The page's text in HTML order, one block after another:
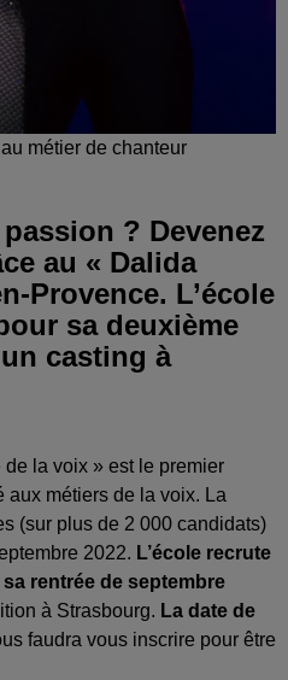
métier de chanteur
? Devenez
au « Dalida
Provence. L’école
sa deuxième
casting à
de la voix » est le premier
métiers de la voix. La
(sur plus de 2 000 candidats)
2022. L’école recrute
rentrée de septembre
à Strasbourg. La date de
faudra vous inscrire pour être